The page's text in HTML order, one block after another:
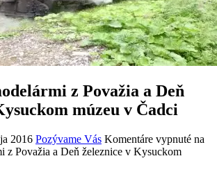
z Považia a Deň
múzeu v Čadci
2016 Pozývame Vás Komentáre vypnuté na
z Považia a Deň železnice v Kysuckom